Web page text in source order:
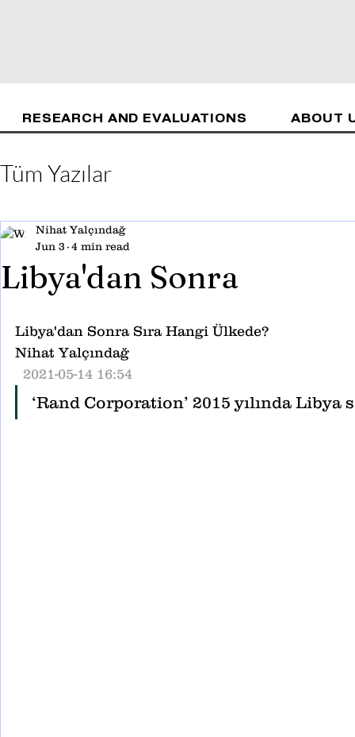
Tüm Yazılar
Libya'dan Sonra
Nihat Yalçındağ
Jun 3 4 min read
Libya'dan Sonra Sıra Hangi Ülkede?
Nihat Yalçındağ
  2021-05-14 16:54
‘Rand Corporation’ 2015 yılında
RESEARCH AND EVALUATIONS ABOUT